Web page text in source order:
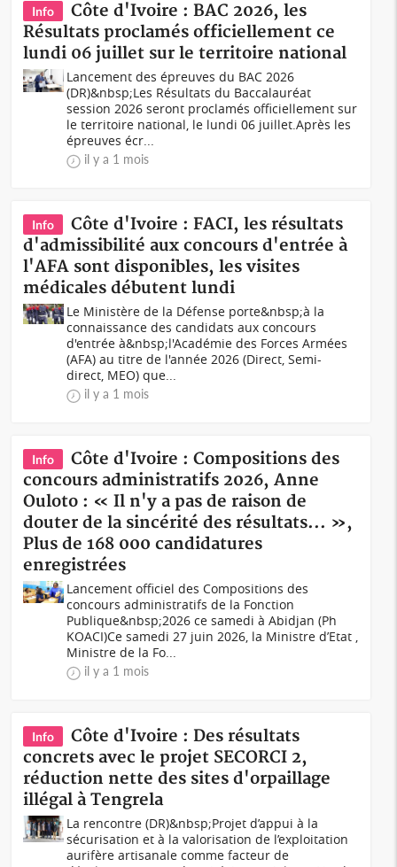
Info
Côte d'Ivoire : BAC 2026, les
Résultats proclamés officiellement ce
lundi 06 juillet sur le territoire national
Lancement des épreuves du BAC 2026
(DR)&nbsp;Les Résultats du Baccalauréat
session 2026 seront proclamés officiellement sur
le territoire national, le lundi 06 juillet.Après les
épreuves écr...
il y a 1 mois
Info
Côte d'Ivoire : FACI, les résultats
d'admissibilité aux concours d'entrée à
l'AFA sont disponibles, les visites
médicales débutent lundi
Le Ministère de la Défense porte&nbsp;à la
connaissance des candidats aux concours
d'entrée à&nbsp;l'Académie des Forces Armées
(AFA) au titre de l'année 2026 (Direct, Semi-
direct, MEO) que...
il y a 1 mois
Info
Côte d'Ivoire : Compositions des
concours administratifs 2026, Anne
Ouloto : « Il n'y a pas de raison de
douter de la sincérité des résultats... »,
Plus de 168 000 candidatures
enregistrées
Lancement officiel des Compositions des
concours administratifs de la Fonction
Publique&nbsp;2026 ce samedi à Abidjan (Ph
KOACI)Ce samedi 27 juin 2026, la Ministre d’Etat ,
Ministre de la Fo...
il y a 1 mois
Info
Côte d'Ivoire : Des résultats
concrets avec le projet SECORCI 2,
réduction nette des sites d'orpaillage
illégal à Tengrela
La rencontre (DR)&nbsp;Projet d’appui à la
sécurisation et à la valorisation de l’exploitation
aurifère artisanale comme facteur de